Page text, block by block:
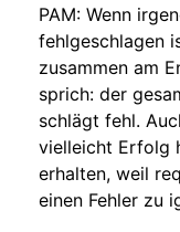
PAM: Wenn
fehlgeschlagen
zusammen am
sprich: der
schlägt fehl.
vielleicht Erfolg
erhalten, weil
einen Fehler zu